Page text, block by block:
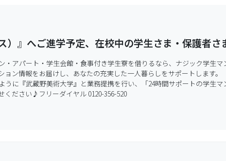
）』へご進学予定、在校中の学生さま・保護者さ
アパート・学生会館・食事付き学生寮を借りるなら、ナジック学生
ン情報をお届けし、あなたの充実した一人暮らしをサポートします。
に『武蔵野美術大学』と業務提携を行い、「24時間サポートの学生
ください♪フリーダイヤル 0120-356-520